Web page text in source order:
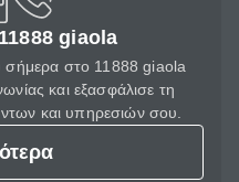
giaola
σήμερα στο 11888 giaola
και εξασφάλισε τη
και υπηρεσιών σου.